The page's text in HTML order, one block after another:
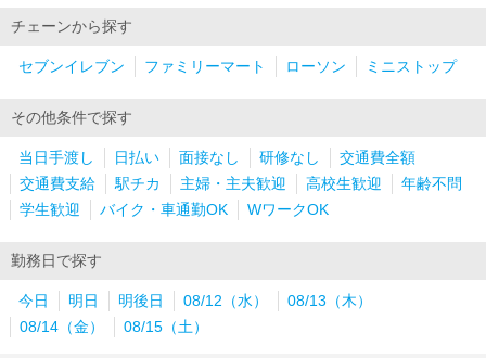
チェーンから探す
セブンイレブン ファミリーマート ローソン ミニストップ
その他条件で探す
当日手渡し 日払い 面接なし 研修なし
交通費全額
交通費支給
駅チカ 主婦・主夫歓迎 高校生歓迎
年齢不問
学生歓迎
バイク・車通勤OK WワークOK
勤務日で探す
今日 明日 明後日 08/12（水）
08/13（木）
08/14（金）
08/15（土）